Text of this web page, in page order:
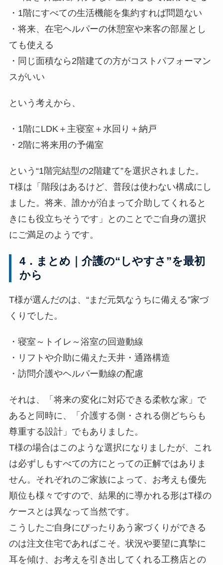
・1階にすべての生活機能を集約すれば問題ない
・将来、在宅ヘルパーの休憩室や来客の部屋とし
ても使える
・同じ面積なら2階建ての方がコストパフォーマン
スがいい
という考えから、
・1階にLDK＋主寝室＋水回り＋納戸
・2階に将来用の予備室
という“1階完結型の2階建て”を選択されました。
T様は「階段はあるけど、普段は使わない構成にし
ました。将来、誰かが泊まって介助してくれると
きにも役立ちそうです」とのことでご自身の選択
にご満足のようです。
4．まとめ｜介護の“しやすさ”を最初
から
T様が選んだのは、“まだ元気なうちに備える”家づ
くりでした。
・寝室～トイレ～浴室の回遊動線
・リフトや介助に備えた天井・通路構造
・訪問介護やヘルパー動線の配慮
それは、「将来の変化に対応できる柔軟な家」で
あると同時に、「介護する側・される側どちらも
尊重する設計」でもありました。
T様の場合はこのような選択になりましたが、これ
は必ずしもすべての方にとっての正解ではありま
せん。それぞれのご家族によって、お考えも優先
順位も様々ですので、結果的に導かれる形はT様の
ケースとは異なって当然です。
こうしたご自身にぴったりあう家づくりができる
のは注文住宅であればこそ。状況や要望に真摯に
耳を傾け、お考えを引き出してくれる工務店との